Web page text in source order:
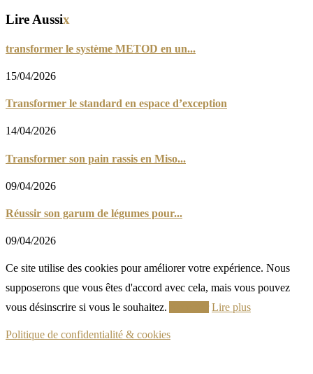
Lire Aussix
transformer le système METOD en un...
15/04/2026
Transformer le standard en espace d’exception
14/04/2026
Transformer son pain rassis en Miso...
09/04/2026
Réussir son garum de légumes pour...
09/04/2026
Ce site utilise des cookies pour améliorer votre expérience. Nous
supposerons que vous êtes d'accord avec cela, mais vous pouvez
vous désinscrire si vous le souhaitez.
Lire plus
Politique de confidentialité & cookies